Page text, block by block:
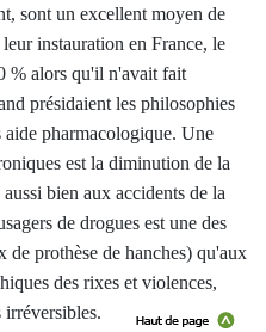
sont un excellent moyen de
instauration en France, le
% alors qu'il n'avait fait
présidaient les philosophies
aide pharmacologique. Une
est la diminution de la
bien aux accidents de la
de drogues est une des
prothèse de hanches) qu'aux
des rixes et violences,
irréversibles.